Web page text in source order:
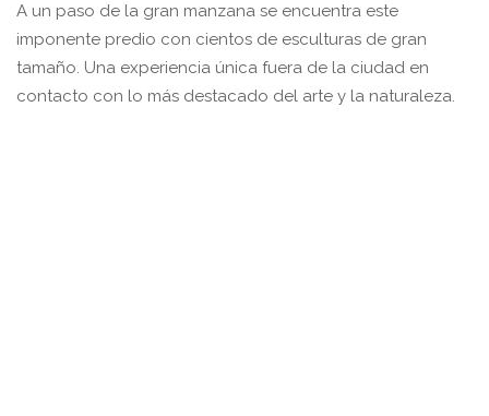
A un paso de la gran manzana se encuentra este
imponente predio con cientos de esculturas de gran
tamaño. Una experiencia única fuera de la ciudad en
contacto con lo más destacado del arte y la naturaleza.